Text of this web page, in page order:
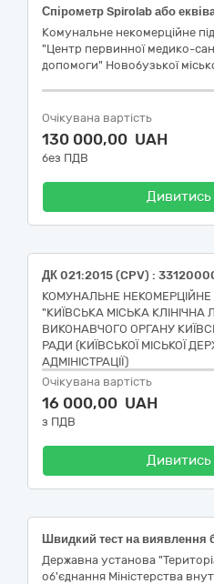
Комунальне некомерційне
"Центр первинної медико-
допомоги" Новобузької
Очікувана вартість
130 000,00 UAH
без ПДВ
Дивитись
КОМУНАЛЬНЕ
"КИЇВСЬКА МІСЬКА КЛІНІЧНА
ВИКОНАВЧОГО ОРГАНУ
РАДИ (КИЇВСЬКОЇ МІСЬКОЇ
АДМІНІСТРАЦІЇ)
Очікувана вартість
16 000,00 UAH
з ПДВ
Дивитись
Державна установа
об'єднання Міністерства